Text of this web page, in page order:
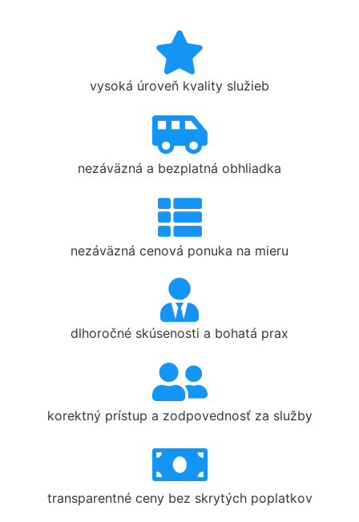
vysoká úroveň kvality služieb
nezáväzná a bezplatná obhliadka
nezáväzná cenová ponuka na mieru
dlhoročné skúsenosti a bohatá prax
korektný prístup a zodpovednosť za služby
transparentné ceny bez skrytých poplatkov